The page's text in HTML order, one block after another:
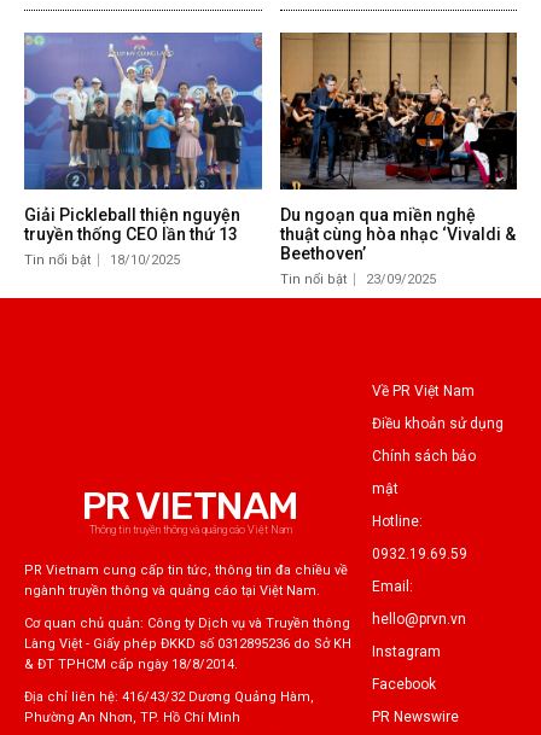
Giải Pickleball thiện nguyện
truyền thống CEO lần thứ 13
Tin nổi bật 18/10/2025
Du ngoạn qua miền nghệ
thuật cùng hòa nhạc ‘Vivaldi &
Beethoven’
Tin nổi bật 23/09/2025
PR VIETNAM
Thông tin truyền thông và quảng cáo Việt Nam
PR Vietnam cung cấp tin tức, thông tin đa chiều về
ngành truyền thông và quảng cáo tại Việt Nam.
Cơ quan chủ quản: Công ty Dịch vụ và Truyền thông
Làng Việt - Giấy phép ĐKKD số 0312895236 do Sở KH
& ĐT TPHCM cấp ngày 18/8/2014.
Địa chỉ liên hệ: 416/43/32 Dương Quảng Hàm,
Phường An Nhơn, TP. Hồ Chí Minh
Về PR Việt Nam
Điều khoản sử dụng
Chính sách bảo
mật
Hotline:
0932.19.69.59
Email:
hello@prvn.vn
Instagram
Facebook
PR Newswire